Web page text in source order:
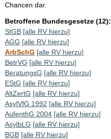
Chancen dar.
Betroffene Bundesgesetze (12):
StGB [alle RV hierzu]
AGG [alle RV hierzu]
ArbSchG [alle RV hierzu]
BetrVG [alle RV hierzu]
BeratungsG [alle RV hierzu]
EStG [alle RV hierzu]
AltZertG [alle RV hierzu]
AsylVfG 1992 [alle RV hierzu]
AufenthG 2004 [alle RV hierzu]
AsylbLG [alle RV hierzu]
BGB [alle RV hierzu]